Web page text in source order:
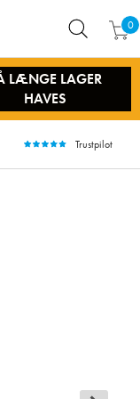
0
LÆNGE LAGER
HAVES
Trustpilot